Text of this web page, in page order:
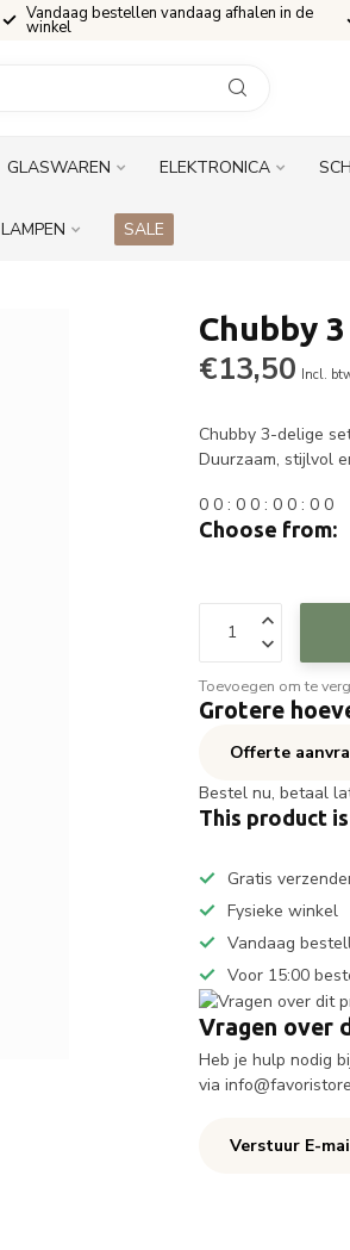
Vandaag bestellen vandaag afhalen in de
winkel
GLASWAREN ELEKTRONICA
LAMPEN SALE
Chubby
€13,50 Incl.
Chubby 3-delige
Duurzaam, stijlvol
0 0 :0 0 :0 0 :0 0
Choose from:
Toevoegen om te
Grotere
Offerte
Bestel nu, betaal
This product
Gratis
Fysieke winkel
Vandaag
Voor 15:00
Vragen over
Heb je hulp nodig
via
Verstuur E-